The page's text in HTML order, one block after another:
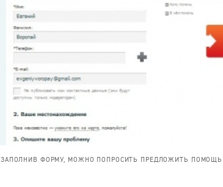
ФОРМУ, МОЖНО ПОПРОСИТЬ ПРЕДЛОЖИТЬ ПОМОЩЬ